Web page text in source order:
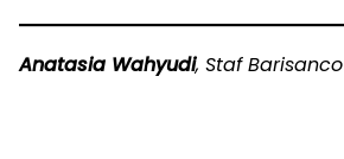
Anatasia Wahyudi, Staf Barisanco